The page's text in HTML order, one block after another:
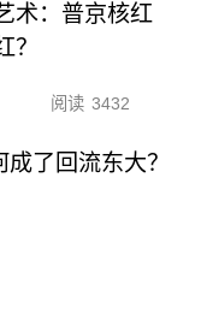
术：普京核红
？
阅读 3432
了回流东大？